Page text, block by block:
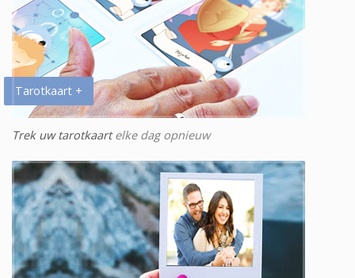
Tarotkaart +
Trek uw tarotkaartelke dag opnieuw